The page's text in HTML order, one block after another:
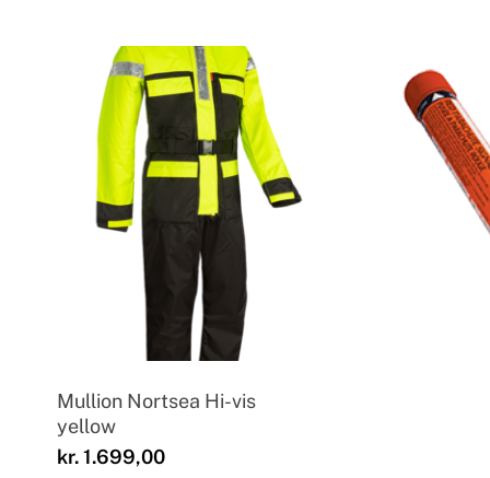
Mullion Nortsea Hi-vis
yellow
kr.1.699,00